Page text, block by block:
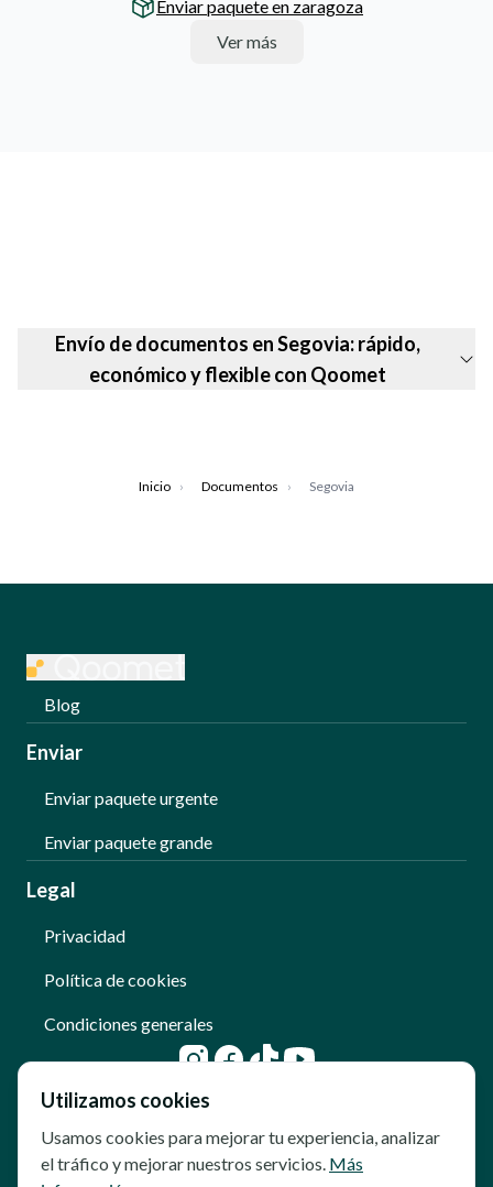
Enviar paquete en zaragoza
Ver más
Envío de documentos en Segovia: rápido,
económico y flexible con Qoomet
Inicio › Documentos › Segovia
Blog
Enviar
Enviar paquete urgente
Enviar paquete grande
Legal
Privacidad
Política de cookies
Condiciones generales
Utilizamos cookies
Usamos cookies para mejorar tu experiencia, analizar
el tráfico y mejorar nuestros servicios. Más